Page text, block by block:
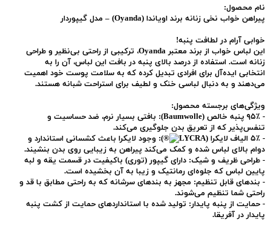
نام محصول:
پیراهن خواب نخی زنانه برند اویاندا (Oyanda) – مدل گیپوردار
خوابی آرام در لطافت پنبه!
این لباس خواب از برند معتبرOyanda، ترکیبی از راحتی بی‌نظیر و طراحی
زنانه است. استفاده از درصد بالای پنبه در بافت این لباس، آن را به
انتخابی ایده‌آل برای افرادی تبدیل کرده که به سلامت پوست خود اهمیت
می‌دهند و به دنبال لباسی خنک و لطیف برای استراحت شبانه هستند.
ویژگی‌های برجسته محصول:
-۹۵٪ پنبه خالص (Baumwolle):
بافتی بسیار نرم، ضد حساسیت و
تنفس‌پذیر که از تعریق بدن جلوگیری می‌کند.
-۵٪ الیاف لایکرا (LYCRA ): وجود لایکرا باعث کشسانی استاندارد و
دوام بالای لباس شده و کمک می‌کند پیراهن به زیبایی روی بدن بنشیند.
-طراحی ظریف و شیک: دارای گیپور (توری) باکیفیت در قسمت یقه و لبه
پایین لباس که جلوه‌ای رمانتیک و زیبا به آن بخشیده است.
- بندهای قابل تنظیم: مجهز به بندهای سرشانه که به راحتی مطابق با قد و
راحتی شما تنظیم می‌شوند.
-حمایت از پنبه پایدار: تولید شده با استانداردهای حمایت از کشت پنبه
پایدار در آفریقا.